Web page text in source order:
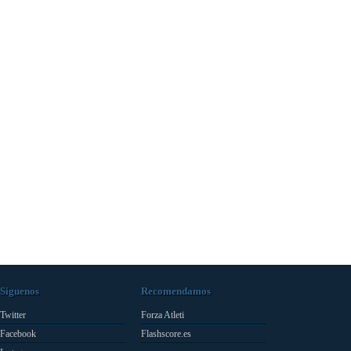
Síguenos
Twitter
Facebook
Recomendamos
Forza Atleti
Flashscore.es